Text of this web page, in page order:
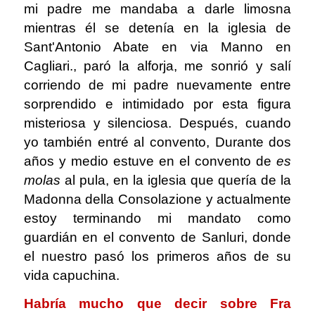
mi padre me mandaba a darle limosna
mientras él se detenía en la iglesia de
Sant'Antonio Abate en via Manno en
Cagliari., paró la alforja, me sonrió y salí
corriendo de mi padre nuevamente entre
sorprendido e intimidado por esta figura
misteriosa y silenciosa. Después, cuando
yo también entré al convento, Durante dos
años y medio estuve en el convento dees
molas al pula, en la iglesia que quería de la
Madonna della Consolazione y actualmente
estoy terminando mi mandato como
guardián en el convento de Sanluri, donde
el nuestro pasó los primeros años de su
vida capuchina.
Habría mucho que decir sobre Fra